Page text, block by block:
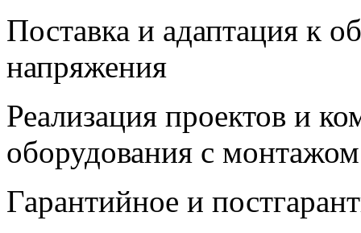
Поставка и адаптация к
напряжения
Реализация проектов и
оборудования с
Гарантийное и